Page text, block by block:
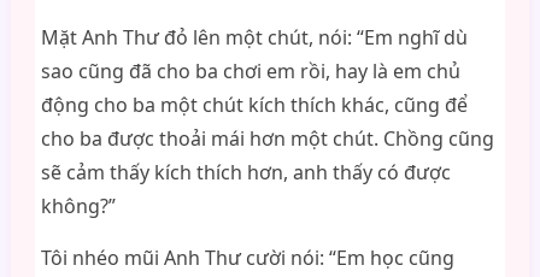
Mặt Anh Thư đỏ lên một chút, nói: “Em nghĩ dù
sao cũng đã cho ba chơi em rồi, hay là em chủ
động cho ba một chút kích thích khác, cũng để
cho ba được thoải mái hơn một chút. Chồng cũng
sẽ cảm thấy kích thích hơn, anh thấy có được
không?”
Tôi nhéo mũi Anh Thư cười nói: “Em học cũng